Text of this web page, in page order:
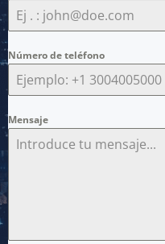
Número de teléfono
Mensaje